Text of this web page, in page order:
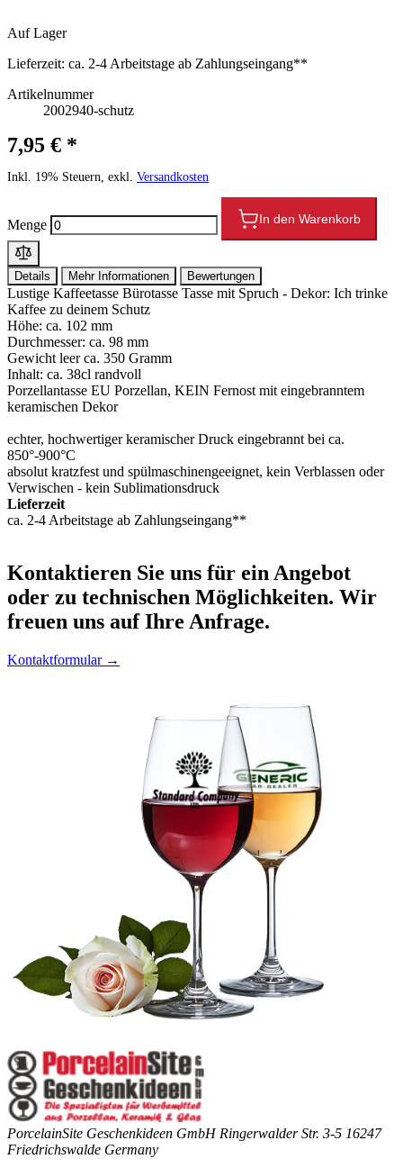
Auf Lager
Lieferzeit: ca. 2-4 Arbeitstage ab Zahlungseingang**
Artikelnummer
2002940-schutz
7,95 € *
Inkl. 19% Steuern, exkl. Versandkosten
Menge In den Warenkorb
Details Mehr Informationen Bewertungen
Lustige Kaffeetasse Bürotasse Tasse mit Spruch - Dekor: Ich trinke
Kaffee zu deinem Schutz
Höhe: ca. 102 mm
Durchmesser: ca. 98 mm
Gewicht leer ca. 350 Gramm
Inhalt: ca. 38cl randvoll
Porzellantasse EU Porzellan, KEIN Fernost mit eingebranntem
keramischen Dekor
echter, hochwertiger keramischer Druck eingebrannt bei ca.
850°-900°C
absolut kratzfest und spülmaschinengeeignet, kein Verblassen oder
Verwischen - kein Sublimationsdruck
Lieferzeit
ca. 2-4 Arbeitstage ab Zahlungseingang**
Kontaktieren Sie uns für ein Angebot
oder zu technischen Möglichkeiten. Wir
freuen uns auf Ihre Anfrage.
Kontaktformular →
PorcelainSite Geschenkideen GmbH Ringerwalder Str. 3-5 16247
Friedrichswalde Germany